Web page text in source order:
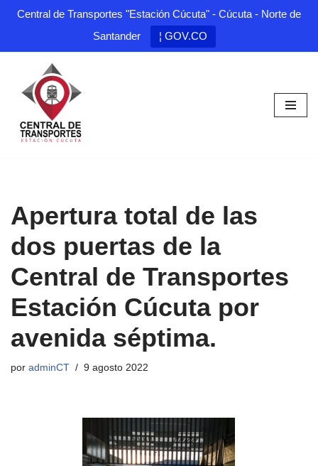
Central de Transportes "Estación Cúcuta" - Cúcuta - Norte de
Santander
¦ GOV.CO
Saltar
contenido
Apertura total de las
dos puertas de la
Central de Transportes
Estación Cúcuta por
avenida séptima.
por adminCT 9 agosto 2022